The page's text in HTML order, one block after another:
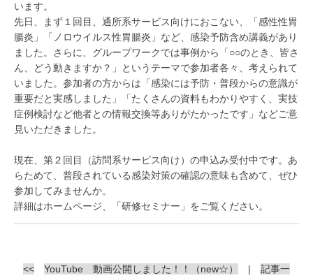
います。
先日、まず１回目、通所系サービス向けにおこない、「感性性胃
腸炎」「ノロウイルス性胃腸炎」など、感染予防含め講義があり
ました。さらに、グループワークでは事例から「○○のとき、皆さ
ん、どう動きますか？」というテーマで参加者各々、考えられて
いました。参加者の方からは「感染には予防・普段からの意識が
重要だと実感しました」「たくさんの資料もわかりやすく、実技
症例検討など他者との情報交換等ありがたかったです」などご意
見いただきました。
現在、第２回目（訪問系サービス向け）の申込み受付中です。あ
らためて、普段されている感染対策の確認の意味も含めて、ぜひ
参加してみませんか。
詳細はホームページ、「研修セミナー」をご覧ください。
<< YouTube 動画公開しました！！（new☆） | 記事一